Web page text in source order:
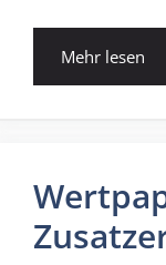
Mehr lesen